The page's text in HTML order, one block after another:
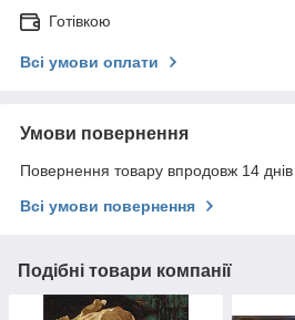
Готівкою
Всі умови оплати
Умови повернення
Повернення товару впродовж 14
Всі умови повернення
Подібні товари компанії